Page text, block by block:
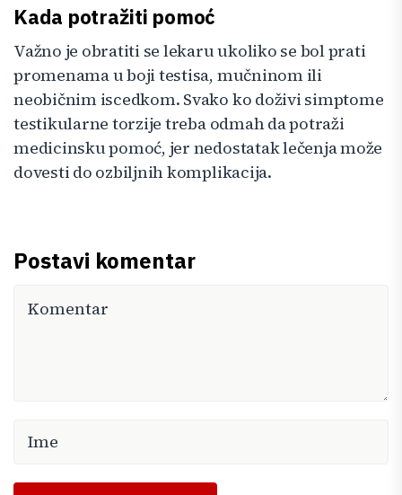
Kada potražiti pomoć
Važno je obratiti se lekaru ukoliko se bol prati
promenama u boji testisa, mučninom ili
neobičnim iscedkom. Svako ko doživi simptome
testikularne torzije treba odmah da potraži
medicinsku pomoć, jer nedostatak lečenja može
dovesti do ozbiljnih komplikacija.
Postavi komentar